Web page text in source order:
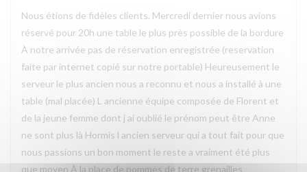
Nous étions de fidèles clients. Mercredi dernier nous avions
réservé pour 20h une table le plus près possible de la bordure
À notre arrivée pas de réservation enregistrée (reservation
faite par internet copié sur notre portable) Heureusement le
serveur le plus ancien nous a reconnu et nous a installé à une
table (mal placée) L ancienne équipe composée de Florent et
de la jeune femme dont j ai oublié le prénom peut être Anne
ne sont plus là Hormis l ancien serveur qui a tout fait pour que
nous passions un bon moment le reste a vraiment été plus
que moyen À la place de pommes de terre grenailles